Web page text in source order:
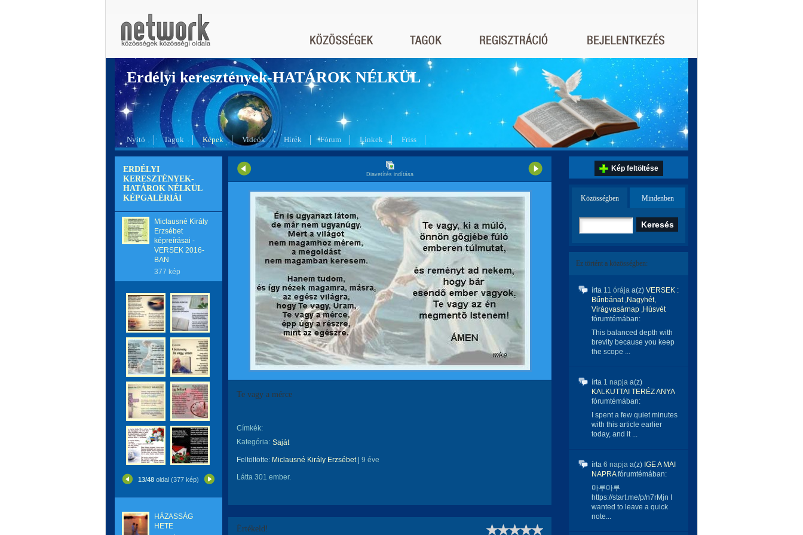
Erdélyi keresztények-HATÁROK NÉLKÜL
Nyitó Tagok Képek Videók Hírek Fórum Linkek Friss
ERDÉLYI
KERESZTÉNYEK-
HATÁROK NÉLKÜL
KÉPGALÉRIÁI
Miclausné Király
Erzsébet
képreírásai -
VERSEK 2016-
BAN
377 kép
13/48 oldal (377 kép)
HÁZASSÁG
HETE
Diavetítés indítása
Te vagy a mérce
Címkék:
Kategória: Saját
Feltöltötte: Miclausné Király Erzsébet| 9 éve
Látta 301 ember.
Értékeld!
Kép feltöltése
Közösségben Mindenben
Ez történt a közösségben:
írta 11 órája a(z) VERSEK :
Bűnbánat ,Nagyhét,
Virágvasárnap ,Húsvét
fórumtémában:
This balanced depth with
brevity because you keep
the scope ...
írta 1 napja a(z)
KALKUTTAI TERÉZ ANYA
fórumtémában:
I spent a few quiet minutes
with this article earlier
today, and it ...
írta 6 napja a(z) IGE A MAI
NAPRAfórumtémában:
마루마루
https://start.me/p/n7rMjn I
wanted to leave a quick
note...